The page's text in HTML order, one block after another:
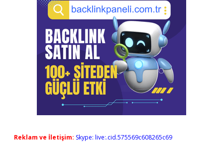
Reklam ve İletişim: Skype: live:.cid.575569c608265c69